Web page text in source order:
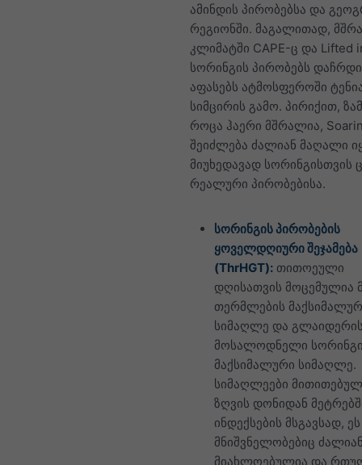
ამინდის პირობებსა და
რეგიონში. მაგალითად,
კლიმატში CAPE-ც და Lifted
სორინგის პირობებს
აფასებს ატმოსფეროში
სიმცირის გამო. პირიქით,
როცა ჰაერი მშრალია,
შეიძლება ძალიან მაღალი
მიუხედავად სორინგისთვის
რეალური პირობებისა.
სორინგის პირობების
ყოველდღიური შეჯამება
(ThrHGT): თითოეული
დღისათვის მოცემულია
თერმლების
სიმაღლე და
მოსალოდნელი
მაქსიმალური სიმაღლე.
სიმაღლეები
ზღვის დონიდან
ინდექსების მსგავსად, ეს
მნიშვნელობებიც
მიახლოებულია და